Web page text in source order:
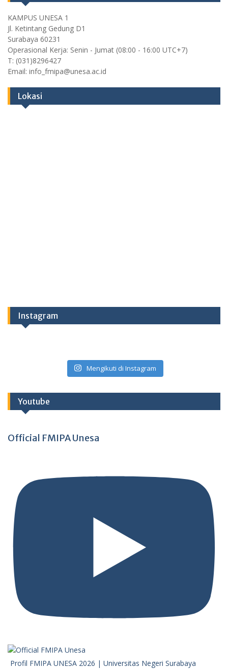
KAMPUS UNESA 1
Jl. Ketintang Gedung D1
Surabaya 60231
Operasional Kerja: Senin - Jumat (08:00 - 16:00 UTC+7)
T: (031)8296427
Email: info_fmipa@unesa.ac.id
Lokasi
Instagram
Mengikuti di Instagram
Youtube
Official FMIPA Unesa
Profil FMIPA UNESA 2026 | Universitas Negeri Surabaya